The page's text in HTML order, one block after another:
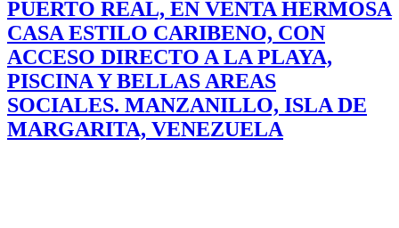
PUERTO REAL, EN VENTA HERMOSA
CASA ESTILO CARIBENO, CON
ACCESO DIRECTO A LA PLAYA,
PISCINA Y BELLAS AREAS
SOCIALES. MANZANILLO, ISLA DE
MARGARITA, VENEZUELA